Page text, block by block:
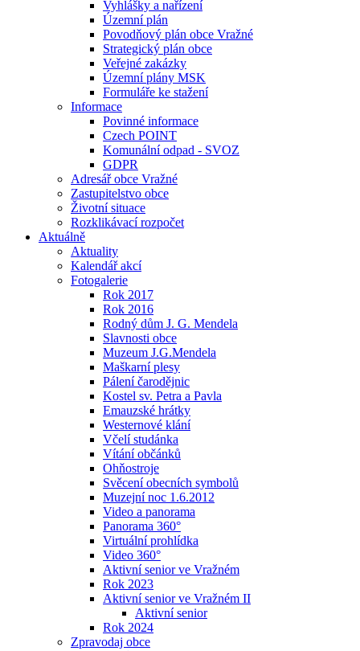
Vyhlášky a nařízení
Územní plán
Povodňový plán obce Vražné
Strategický plán obce
Veřejné zakázky
Územní plány MSK
Formuláře ke stažení
Informace
Povinné informace
Czech POINT
Komunální odpad - SVOZ
GDPR
Adresář obce Vražné
Zastupitelstvo obce
Životní situace
Rozklikávací rozpočet
Aktuálně
Aktuality
Kalendář akcí
Fotogalerie
Rok 2017
Rok 2016
Rodný dům J. G. Mendela
Slavnosti obce
Muzeum J.G.Mendela
Maškarní plesy
Pálení čarodějnic
Kostel sv. Petra a Pavla
Emauzské hrátky
Westernové klání
Včelí studánka
Vítání občánků
Ohňostroje
Svěcení obecních symbolů
Muzejní noc 1.6.2012
Video a panorama
Panorama 360°
Virtuální prohlídka
Video 360°
Aktivní senior ve Vražném
Rok 2023
Aktivní senior ve Vražném II
Aktivní senior
Rok 2024
Zpravodaj obce